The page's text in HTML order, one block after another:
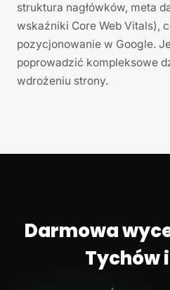
struktura nagłówków, meta
wskaźniki Core Web Vitals),
pozycjonowanie w Google.
poprowadzić kompleksowe
wdrożeniu strony.
Darmowa
Tychów